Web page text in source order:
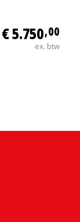
€ 5.750,00
ex. btw